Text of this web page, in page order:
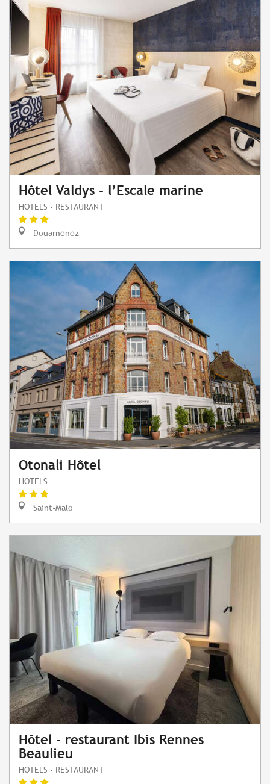
Hôtel Valdys - l’Escale marine
HOTELS - RESTAURANT
Douarnenez
Otonali Hôtel
HOTELS
Saint-Malo
Hôtel - restaurant Ibis Rennes
Beaulieu
HOTELS - RESTAURANT